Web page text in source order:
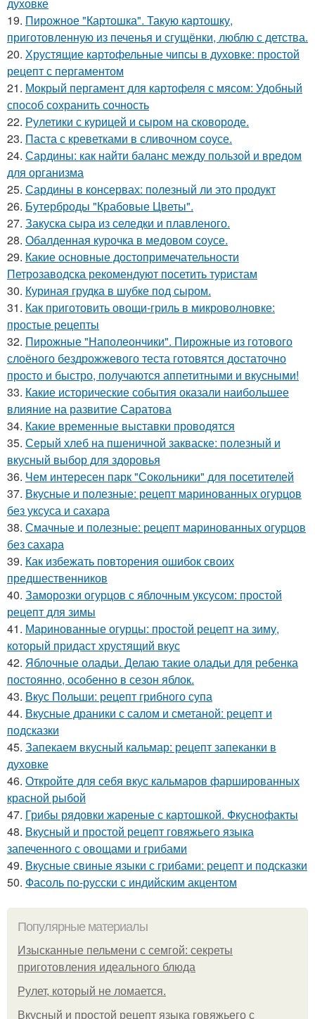
19. Пирожное "Картошка". Такую картошку,
приготовленную из печенья и сгущёнки, люблю с детства.
20. Хрустящие картофельные чипсы в духовке: простой
рецепт с пергаментом
21. Мокрый пергамент для картофеля с мясом: Удобный
способ сохранить сочность
22. Рулетики с курицей и сыром на сковороде.
23. Паста с креветками в сливочном соусе.
24. Сардины: как найти баланс между пользой и вредом
для организма
25. Сардины в консервах: полезный ли это продукт
26. Бутерброды "Крабовые Цветы".
27. Закуска сыра из селедки и плавленого.
28. Обалденная курочка в медовом соусе.
29. Какие основные достопримечательности
Петрозаводска рекомендуют посетить туристам
30. Куриная грудка в шубке под сыром.
31. Как приготовить овощи-гриль в микроволновке:
простые рецепты
32. Пирожные "Наполеончики". Пирожные из готового
слоёного бездрожжевого теста готовятся достаточно
просто и быстро, получаются аппетитными и вкусными!
33. Какие исторические события оказали наибольшее
влияние на развитие Саратова
34. Какие временные выставки проводятся
35. Серый хлеб на пшеничной закваске: полезный и
вкусный выбор для здоровья
36. Чем интересен парк "Сокольники" для посетителей
37. Вкусные и полезные: рецепт маринованных огурцов
без уксуса и сахара
38. Смачные и полезные: рецепт маринованных огурцов
без сахара
39. Как избежать повторения ошибок своих
предшественников
40. Заморозки огурцов с яблочным уксусом: простой
рецепт для зимы
41. Маринованные огурцы: простой рецепт на зиму,
который придаст хрустящий вкус
42. Яблочные оладьи. Делаю такие оладьи для ребенка
постоянно, особенно в сезон яблок.
43. Вкус Польши: рецепт грибного супа
44. Вкусные драники с салом и сметаной: рецепт и
подсказки
45. Запекаем вкусный кальмар: рецепт запеканки в
духовке
46. Откройте для себя вкус кальмаров фаршированных
красной рыбой
47. Грибы рядовки жареные с картошкой. Фкуснофакты
48. Вкусный и простой рецепт говяжьего языка
запеченного с овощами и грибами
49. Вкусные свиные языки с грибами: рецепт и подсказки
50. Фасоль по-русски с индийским акцентом
Популярные материалы
Изысканные пельмени с семгой: секреты
приготовления идеального блюда
Рулет, который не ломается.
Вкусный и простой рецепт языка говяжьего с